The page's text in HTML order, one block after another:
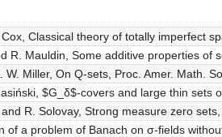
Classical theory of totally imperfect
R. Mauldin, Some additive properties of
W. Miller, On Q-sets, Proc. Amer. Math.
$G_δ$-covers and large thin sets
R. Solovay, Strong measure zero
of a problem of Banach on σ-fields